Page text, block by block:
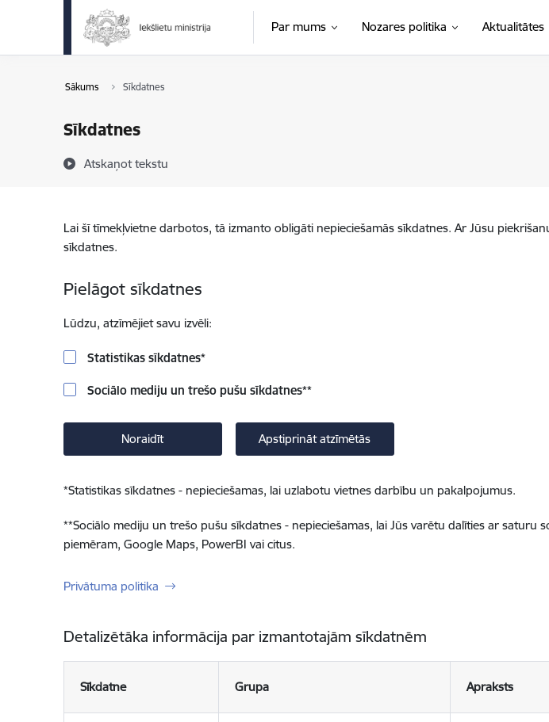
Pāriet uz lapas saturu
Par mums Nozares politika Aktualitātes
Sākums Sīkdatnes
Sīkdatnes
Atskaņot tekstu
Lai šī tīmekļvietne darbotos, tā izmanto obligāti nepieciešamās sīkdatnes. Ar Jūsu
sīkdatnes.
Pielāgot sīkdatnes
Lūdzu, atzīmējiet savu izvēli:
Statistikas sīkdatnes*
Sociālo mediju un trešo pušu sīkdatnes**
Noraidīt Apstiprināt atzīmētās
*Statistikas sīkdatnes - nepieciešamas, lai uzlabotu vietnes darbību un pakalpojumus.
**Sociālo mediju un trešo pušu sīkdatnes - nepieciešamas, lai Jūs varētu dalīties ar saturu
piemēram, Google Maps, PowerBI vai citus.
Privātuma politika
Detalizētāka informācija par izmantotajām sīkdatnēm
Sīkdatne Grupa Apraksts